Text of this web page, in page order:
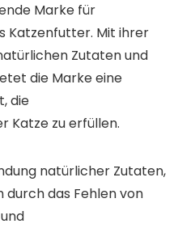
Marke für
Katzenfutter. Mit ihrer
Zutaten und
die Marke eine
die
Katze zu erfüllen.
natürlicher Zutaten,
durch das Fehlen von